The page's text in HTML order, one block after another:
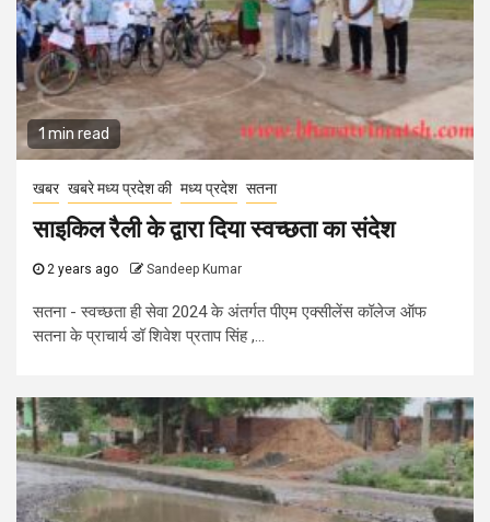
1 min read
खबर खबरे मध्य प्रदेश की मध्य प्रदेश सतना
साइकिल रैली के द्वारा दिया स्वच्छता का संदेश
2 years ago Sandeep Kumar
सतना - स्वच्छता ही सेवा 2024 के अंतर्गत पीएम एक्सीलेंस कॉलेज ऑफ
सतना के प्राचार्य डॉ शिवेश प्रताप सिंह ,...